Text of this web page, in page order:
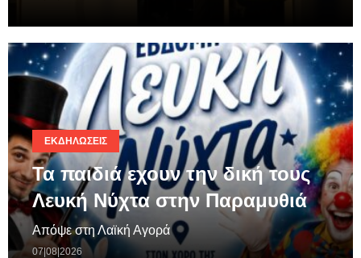
ΕΚΔΗΛΏΣΕΙΣ
Τα παιδιά εχουν την δική τους
Λευκή Νύχτα στην Παραμυθιά
Απόψε στη Λαϊκή Αγορά
07|08|2026